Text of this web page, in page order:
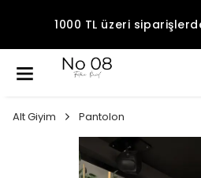
1000 TL üzeri
Alt Giyim Pantolon